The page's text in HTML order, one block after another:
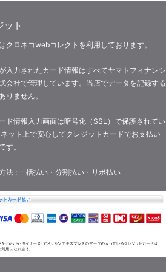
ット
クロネコwebコレクトを利用しております。
入力されたカード情報はすべてヤマトフィナンシ
会社で管理しています。当店でデータを記録する
りません。
ド情報入力画面は暗号化（SSL）で保護されてい
ット上で安心してクレジットカードでお支払い
す。
法 : 一括払い・分割払い・リボ払い